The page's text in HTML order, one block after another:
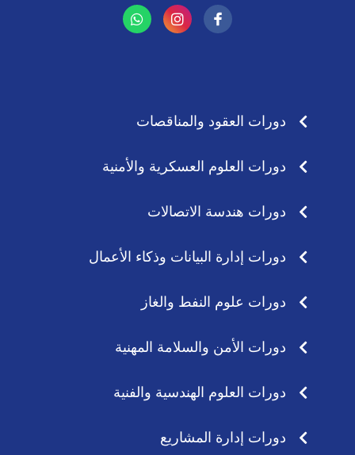
I
n
s
a
m
W
h
a
دورات العقود والمناقصات
دورات العلوم العسكرية والأمنية
دورات هندسة الاتصالات
دورات إدارة البيانات وذكاء الأعمال
دورات علوم النفط والغاز
دورات الأمن والسلامة المهنية
دورات العلوم الهندسية والفنية
دورات إدارة المشاريع